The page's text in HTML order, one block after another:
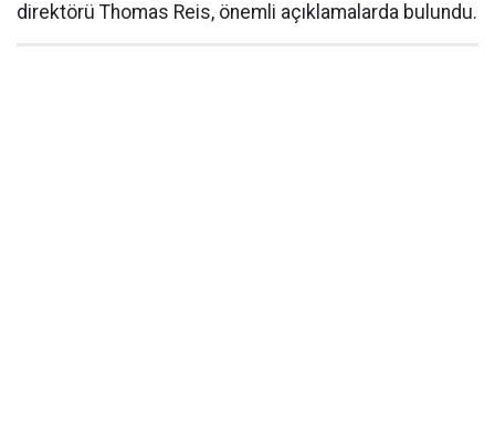
direktörü Thomas Reis, önemli açıklamalarda bulundu.